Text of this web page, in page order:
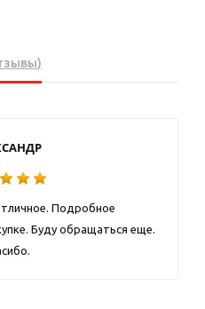
)
Подробное
Буду обращаться еще.